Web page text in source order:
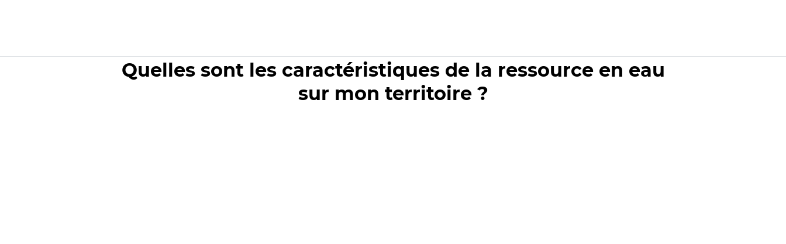
Quelles sont les caractéristiques de la ressource en eau
sur mon territoire ?